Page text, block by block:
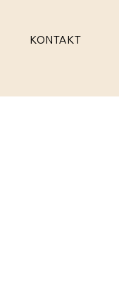
KONTAKT